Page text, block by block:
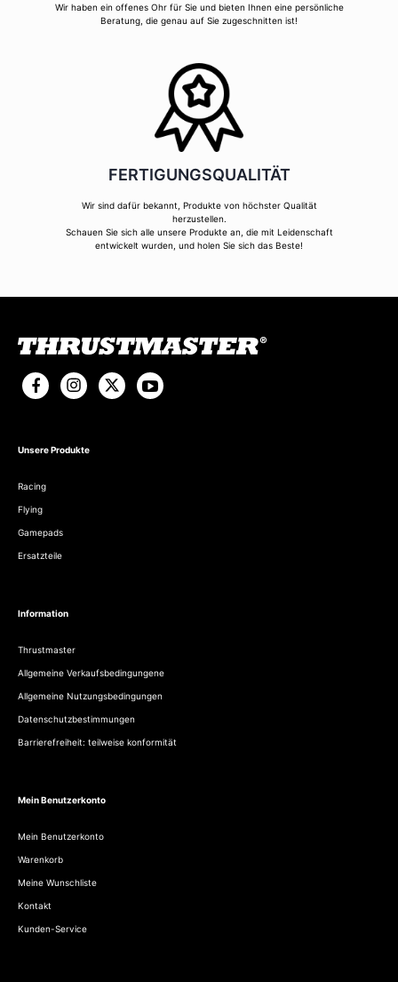
Wir haben ein offenes Ohr für Sie und bieten Ihnen eine persönliche
Beratung, die genau auf Sie zugeschnitten ist!
FERTIGUNGSQUALITÄT
Wir sind dafür bekannt, Produkte von höchster Qualität
herzustellen.
Schauen Sie sich alle unsere Produkte an, die mit Leidenschaft
entwickelt wurden, und holen Sie sich das Beste!
Unsere Produkte
Racing
Flying
Gamepads
Ersatzteile
Information
Thrustmaster
Allgemeine Verkaufsbedingungene
Allgemeine Nutzungsbedingungen
Datenschutzbestimmungen
Barrierefreiheit: teilweise konformität
Mein Benutzerkonto
Mein Benutzerkonto
Warenkorb
Meine Wunschliste
Kontakt
Kunden-Service